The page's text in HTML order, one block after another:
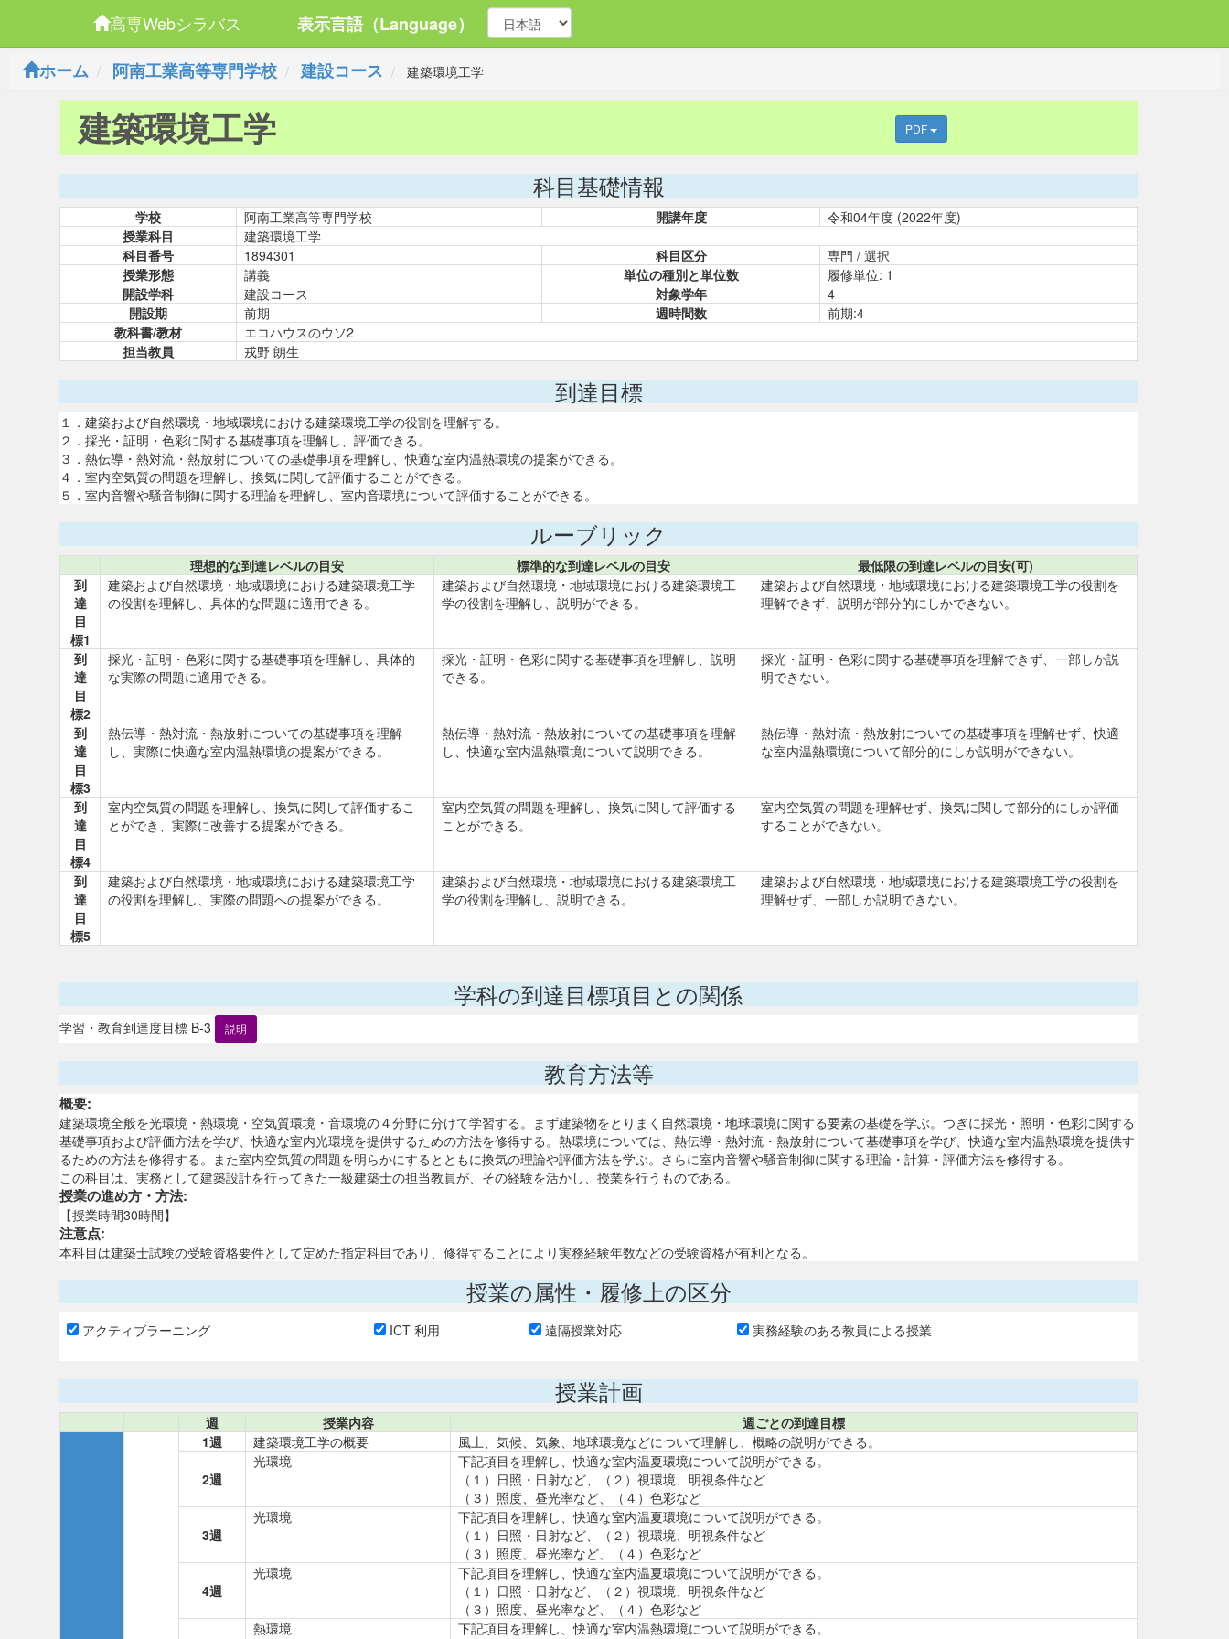
高専Webシラバス
表示言語（Language）
ホーム
阿南工業高等専門学校 建設コース 建築環境工学
建築環境工学 PDF
科目基礎情報
学校 阿南工業高等専門学校 開講年度
令和04年度 (2022年度)
授業科目
建築環境工学
科目番号
1894301 科目区分
専門 / 選択
授業形態
講義 単位の種別と単位数
履修単位: 1
開設学科
建設コース 対象学年
4
開設期
前期 週時間数
前期:4
教科書/教材
エコハウスのウソ2
担当教員
戎野 朗生
到達目標
１．建築および自然環境・地域環境における建築環境工学の役割を理解する。
２．採光・証明・色彩に関する基礎事項を理解し、評価できる。
３．熱伝導・熱対流・熱放射についての基礎事項を理解し、快適な室内温熱環境の提案ができる。
４．室内空気質の問題を理解し、換気に関して評価することができる。
５．室内音響や騒音制御に関する理論を理解し、室内音環境について評価することができる。
ルーブリック
理想的な到達レベルの目安 標準的な到達レベルの目安
最低限の到達レベルの目安(可)
到
達
目
標1
建築および自然環境・地域環境における建築環境工学
の役割を理解し、具体的な問題に適用できる。
建築および自然環境・地域環境における建築環境工
学の役割を理解し、説明ができる。
建築および自然環境・地域環境における建築環境工学の役割を
理解できず、説明が部分的にしかできない。
到
達
目
標2
採光・証明・色彩に関する基礎事項を理解し、具体的
な実際の問題に適用できる。
採光・証明・色彩に関する基礎事項を理解し、説明
できる。
採光・証明・色彩に関する基礎事項を理解できず、一部しか説
明できない。
到
達
目
標3
熱伝導・熱対流・熱放射についての基礎事項を理解
し、実際に快適な室内温熱環境の提案ができる。
熱伝導・熱対流・熱放射についての基礎事項を理解
し、快適な室内温熱環境について説明できる。
熱伝導・熱対流・熱放射についての基礎事項を理解せず、快適
な室内温熱環境について部分的にしか説明ができない。
到
達
目
標4
室内空気質の問題を理解し、換気に関して評価するこ
とができ、実際に改善する提案ができる。
室内空気質の問題を理解し、換気に関して評価する
ことができる。
室内空気質の問題を理解せず、換気に関して部分的にしか評価
することができない。
到
達
目
標5
建築および自然環境・地域環境における建築環境工学
の役割を理解し、実際の問題への提案ができる。
建築および自然環境・地域環境における建築環境工
学の役割を理解し、説明できる。
建築および自然環境・地域環境における建築環境工学の役割を
理解せず、一部しか説明できない。
学科の到達目標項目との関係
学習・教育到達度目標 B-3 説明
教育方法等
概要:
建築環境全般を光環境・熱環境・空気質環境・音環境の４分野に分けて学習する。まず建築物をとりまく自然環境・地球環境に関する要素の基礎を学ぶ。つぎに採光・照明・色彩に関する
基礎事項および評価方法を学び、快適な室内光環境を提供するための方法を修得する。熱環境については、熱伝導・熱対流・熱放射について基礎事項を学び、快適な室内温熱環境を提供す
るための方法を修得する。また室内空気質の問題を明らかにするとともに換気の理論や評価方法を学ぶ。さらに室内音響や騒音制御に関する理論・計算・評価方法を修得する。
この科目は、実務として建築設計を行ってきた一級建築士の担当教員が、その経験を活かし、授業を行うものである。
授業の進め方・方法:
【授業時間30時間】
注意点:
本科目は建築士試験の受験資格要件として定めた指定科目であり、修得することにより実務経験年数などの受験資格が有利となる。
授業の属性・履修上の区分
アクティブラーニング ICT 利用 遠隔授業対応 実務経験のある教員による授業
授業計画
週 授業内容
週ごとの到達目標
1週
建築環境工学の概要 風土、気候、気象、地球環境などについて理解し、概略の説明ができる。
2週
光環境
下記項目を理解し、快適な室内温夏環境について説明ができる。
（１）日照・日射など、（２）視環境、明視条件など
（３）照度、昼光率など、（４）色彩など
3週
光環境
下記項目を理解し、快適な室内温夏環境について説明ができる。
（１）日照・日射など、（２）視環境、明視条件など
（３）照度、昼光率など、（４）色彩など
4週
光環境
下記項目を理解し、快適な室内温夏環境について説明ができる。
（１）日照・日射など、（２）視環境、明視条件など
（３）照度、昼光率など、（４）色彩など
熱環境
下記項目を理解し、快適な室内温熱環境について説明ができる。